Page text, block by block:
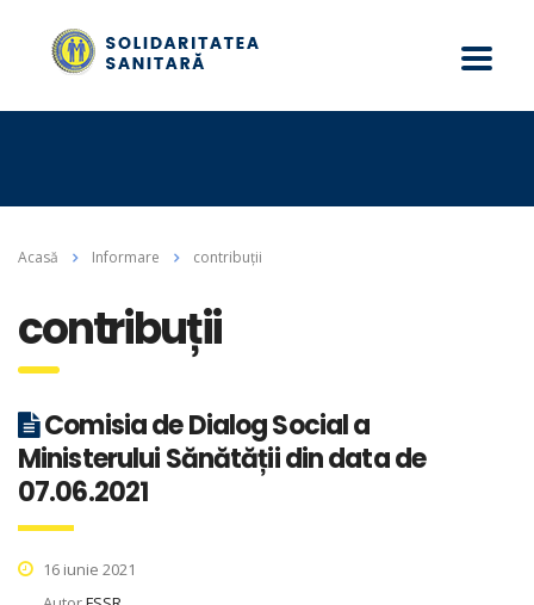
Acasă Informare contribuții
contribuții
Comisia de Dialog Social a
Ministerului Sănătății din data de
07.06.2021
16 iunie 2021